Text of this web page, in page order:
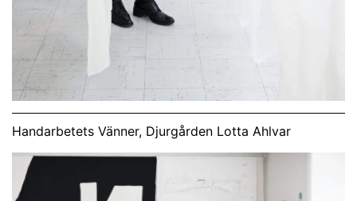
Handarbetets Vänner, Djurgården Lotta Ahlvar